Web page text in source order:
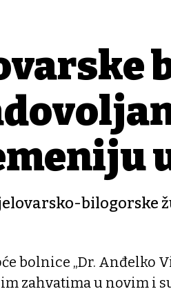
bilogorske
bolnice „Dr. Anđelko
zahvatima u novim i